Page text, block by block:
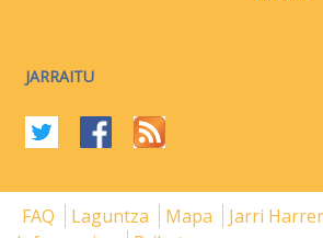
JARRAITU
FAQ Laguntza Mapa Jarri